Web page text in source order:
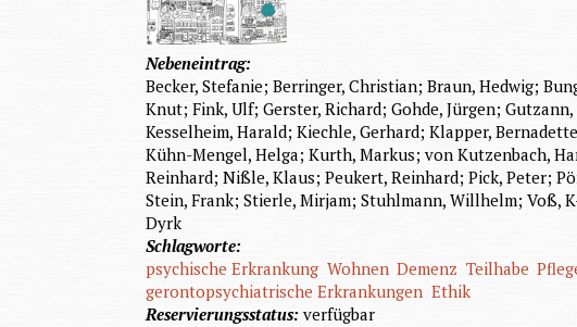
Nebeneintrag:
Becker, Stefanie; Berringer, Christian; Braun, Hedwig;
Knut; Fink, Ulf; Gerster, Richard; Gohde, Jürgen;
Kesselheim, Harald; Kiechle, Gerhard; Klapper,
Kühn-Mengel, Helga; Kurth, Markus; von Kutzenbach,
Reinhard; Nißle, Klaus; Peukert, Reinhard; Pick, Peter;
Stein, Frank; Stierle, Mirjam; Stuhlmann, Willhelm; Voß,
Dyrk
Schlagworte:
psychische Erkrankung Wohnen Demenz Teilhabe
gerontopsychiatrische Erkrankungen Ethik
Reservierungsstatus:verfügbar